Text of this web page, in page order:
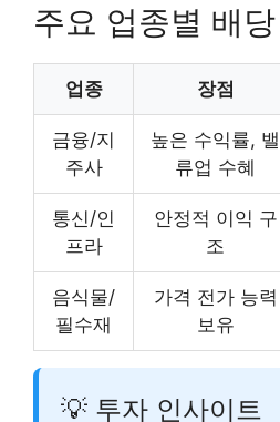
주요 업종별 배
업종 장점
금융/지
주사
높은 수익률, 밸
류업 수혜
통신/인
프라
안정적 이익 구
조
음식물/
필수재
가격 전가 능력
보유
💡 투자 인사이트